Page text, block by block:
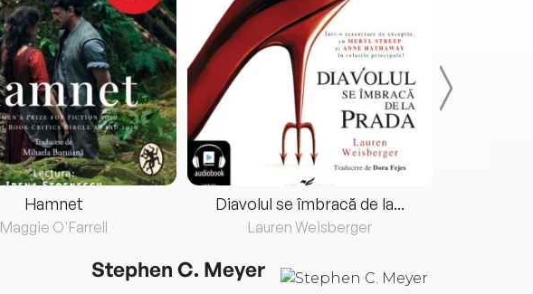
Hamnet
Maggie O'Farrell
Diavolul se îmbracă de la...
Lauren Weisberger
Stephen C. Meyer